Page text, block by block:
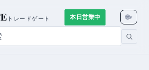
トレードゲート 本日営業中 🌐▾